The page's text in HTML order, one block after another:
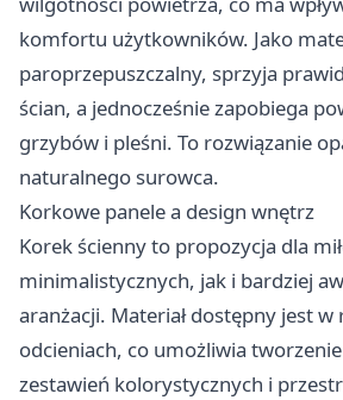
komfortu użytkowników. Jako
paroprzepuszczalny, sprzyja
ścian, a jednocześnie zapobiega
grzybów i pleśni. To rozwiązanie
naturalnego surowca.
Korkowe panele a design wnętrz
Korek ścienny to propozycja dla
minimalistycznych, jak i bardziej
aranżacji. Materiał dostępny jest
odcieniach, co umożliwia
zestawień kolorystycznych i